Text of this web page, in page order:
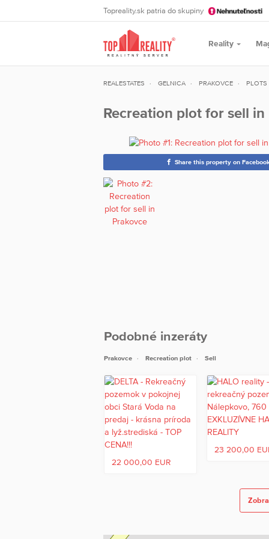
Topreality.sk patria do skupiny
Reality
REALESTATES GELNICA PRAKOVCE PLOTS
Recreation plot for sell in
Share this property on
Podobné inzeráty
Prakovce Recreation plot Sell
22 000,00 EUR
23 200,00